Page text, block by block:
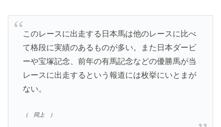
このレースに出走する日本馬は他のレースに比べ
て格段に実績のあるものが多い。また日本ダービ
ーや宝塚記念、前年の有馬記念などの優勝馬が当
レースに出走するという報道には枚挙にいとまが
ない。
（ 同上 ）